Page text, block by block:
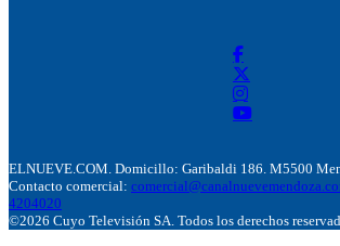
ELNUEVE.COM. Domicillo: Garibaldi 186. M5500
Contacto comercial:
4204020
©2026 Cuyo Televisión SA. Todos los derechos